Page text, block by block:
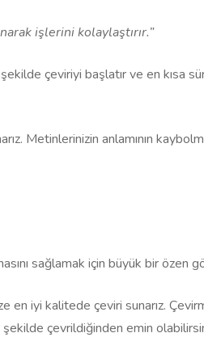
işlerini kolaylaştırır.”
çeviriyi başlatır ve en kısa
Metinlerinizin anlamının
sağlamak için büyük bir özen
en iyi kalitede çeviri sunarız.
çevrildiğinden emin